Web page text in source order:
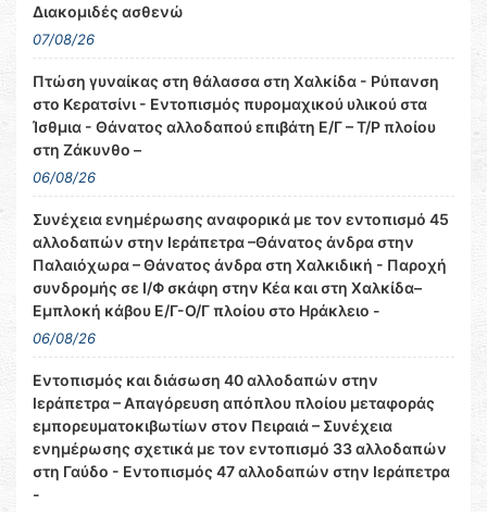
Διακομιδές ασθενώ
07/08/26
Πτώση γυναίκας στη θάλασσα στη Χαλκίδα - Ρύπανση
στο Κερατσίνι - Εντοπισμός πυρομαχικού υλικού στα
Ίσθμια - Θάνατος αλλοδαπού επιβάτη Ε/Γ – Τ/Ρ πλοίου
στη Ζάκυνθο –
06/08/26
Συνέχεια ενημέρωσης αναφορικά με τον εντοπισμό 45
αλλοδαπών στην Ιεράπετρα –Θάνατος άνδρα στην
Παλαιόχωρα – Θάνατος άνδρα στη Χαλκιδική - Παροχή
συνδρομής σε Ι/Φ σκάφη στην Κέα και στη Χαλκίδα–
Εμπλοκή κάβου Ε/Γ-Ο/Γ πλοίου στο Ηράκλειο -
06/08/26
Εντοπισμός και διάσωση 40 αλλοδαπών στην
Ιεράπετρα – Απαγόρευση απόπλου πλοίου μεταφοράς
εμπορευματοκιβωτίων στον Πειραιά – Συνέχεια
ενημέρωσης σχετικά με τον εντοπισμό 33 αλλοδαπών
στη Γαύδο - Εντοπισμός 47 αλλοδαπών στην Ιεράπετρα
-